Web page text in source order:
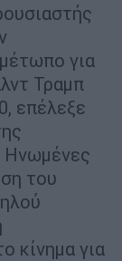
για
Τραμπ
επέλεξε
Ηνωμένες
του
κίνημα για